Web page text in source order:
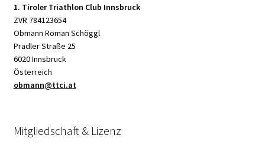
1. Tiroler Triathlon Club Innsbruck
ZVR 784123654
Obmann Roman Schöggl
Pradler Straße 25
6020 Innsbruck
Österreich
obmann@ttci.at
Mitgliedschaft & Lizenz